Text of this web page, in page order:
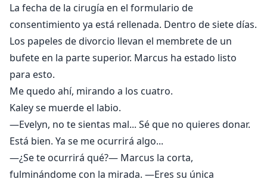
La fecha de la cirugía en el formulario de
consentimiento ya está rellenada. Dentro de siete días.
Los papeles de divorcio llevan el membrete de un
bufete en la parte superior. Marcus ha estado listo
para esto.
Me quedo ahí, mirando a los cuatro.
Kaley se muerde el labio.
—Evelyn, no te sientas mal... Sé que no quieres donar.
Está bien. Ya se me ocurrirá algo...
—¿Se te ocurrirá qué?— Marcus la corta,
fulminándome con la mirada. —Eres su única